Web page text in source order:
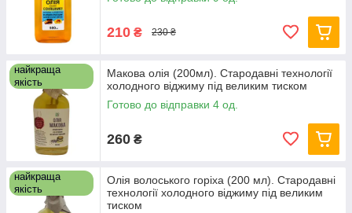
210 ₴ 230 ₴
найкраща
якість
Макова олія (200мл). Стародавні технології
холодного віджиму під великим тиском
Готово до відправки 4 од.
260 ₴
найкраща
якість
Олія волоського горіха (200 мл). Стародавні
технології холодного віджиму під великим
тиском